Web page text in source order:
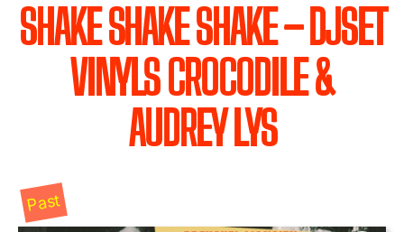
SHAKE SHAKE SHAKE – DJSET
VINYLS CROCODILE &
AUDREY LYS
Past